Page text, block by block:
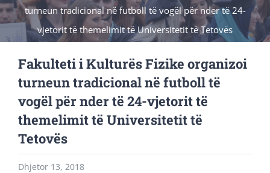
turneun tradicional në futboll të vogël për nder të 24-
vjetorit të themelimit të Universitetit të Tetovës
Fakulteti i Kulturës Fizike organizoi
turneun tradicional në futboll të
vogël për nder të 24-vjetorit të
themelimit të Universitetit të
Tetovës
Dhjetor 13, 2018